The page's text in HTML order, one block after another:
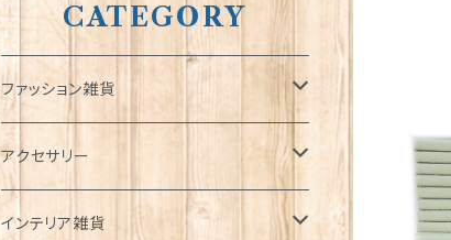
CATEGORY
ファッション雑貨
タータンネクタイ
帽子
アクセサリー
ORTAK
インテリア雑貨